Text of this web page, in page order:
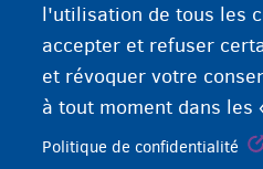
l'utilisation de tous les
accepter et refuser
et révoquer votre
à tout moment dans les
Politique de confidentialité